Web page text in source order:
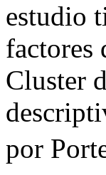
estudio
factores
Cluster
por